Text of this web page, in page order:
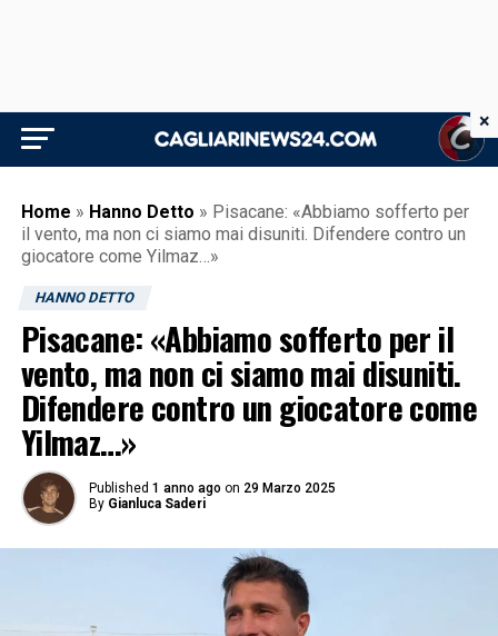
Home » Hanno Detto » Pisacane: «Abbiamo sofferto per
il vento, ma non ci siamo mai disuniti. Difendere contro un
giocatore come Yilmaz…»
HANNO DETTO
Pisacane: «Abbiamo sofferto per il
vento, ma non ci siamo mai disuniti.
Difendere contro un giocatore come
Yilmaz…»
Published 1 anno ago on 29 Marzo 2025
By Gianluca Saderi
×